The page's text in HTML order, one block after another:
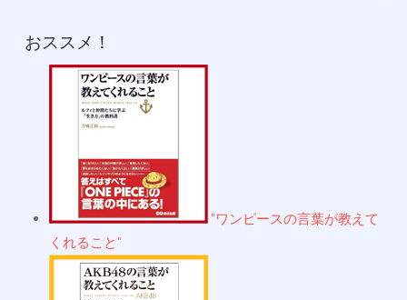
おススメ！
"ワンピースの言葉が教えて
くれること"